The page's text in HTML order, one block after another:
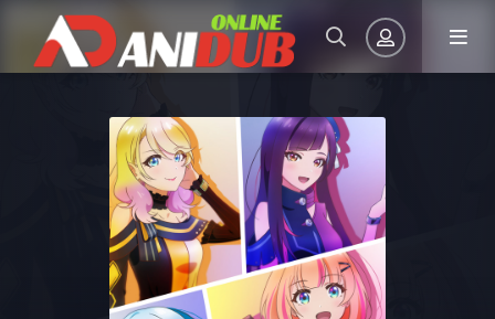
Авторизация
Запомнить